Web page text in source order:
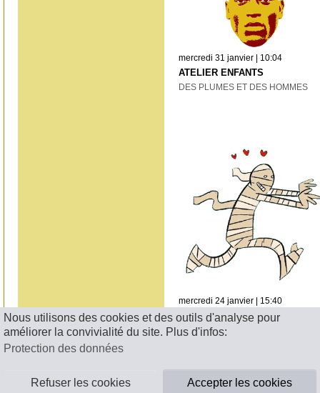
Nous utilisons des cookies et des outils d'analyse pour
améliorer la convivialité du site. Plus d'infos:
Protection des données
Refuser les cookies Accepter les cookies
mercredi 31 janvier | 10:04
ATELIER ENFANTS
DES PLUMES ET DES HOMMES
mercredi 24 janvier | 15:40
VISITE DES RÉSERVES DU
EN COULISSES...